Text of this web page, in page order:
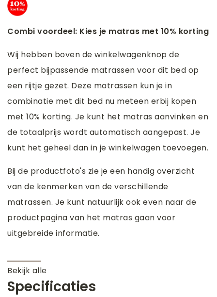
Combi voordeel: Kies je matras met 10% korting
Wij hebben boven de winkelwagenknop de
perfect bijpassende matrassen voor dit bed op
een rijtje gezet. Deze matrassen kun je in
combinatie met dit bed nu meteen erbij kopen
met 10% korting. Je kunt het matras aanvinken en
de totaalprijs wordt automatisch aangepast. Je
kunt het geheel dan in je winkelwagen toevoegen.
Bij de productfoto's zie je een handig overzicht
van de kenmerken van de verschillende
matrassen. Je kunt natuurlijk ook even naar de
productpagina van het matras gaan voor
uitgebreide informatie.
Bekijk alle
Specificaties